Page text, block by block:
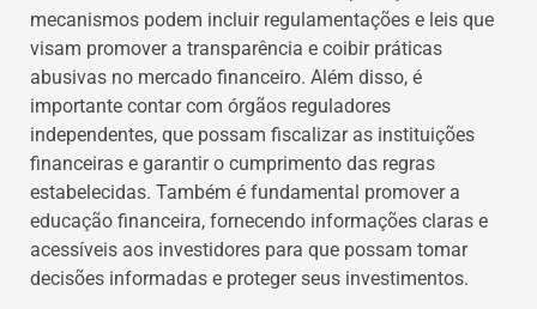
mecanismos podem incluir regulamentações e leis que
visam promover a transparência e coibir práticas
abusivas no mercado financeiro. Além disso, é
importante contar com órgãos reguladores
independentes, que possam fiscalizar as instituições
financeiras e garantir o cumprimento das regras
estabelecidas. Também é fundamental promover a
educação financeira, fornecendo informações claras e
acessíveis aos investidores para que possam tomar
decisões informadas e proteger seus investimentos.